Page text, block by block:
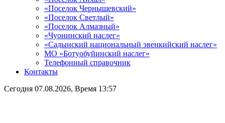
«Поселок Чернышевский»
«Поселок Светлый»
«Поселок Алмазный»
«Чуонинский наслег»
«Садынский национальный эвенкийский наслег»
МО «Ботуобуйинский наслег»
Телефонный справочник
Контакты
Сегодня 07.08.2026, Время 13:57